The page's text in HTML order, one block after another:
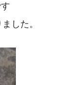
した。